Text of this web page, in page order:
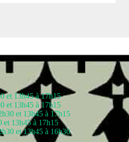
et 13h45 à 17h15
et 13h45 à 17h15
et 13h45 à 17h15
et 13h45 à 17h15
et 13h45 à 16h30